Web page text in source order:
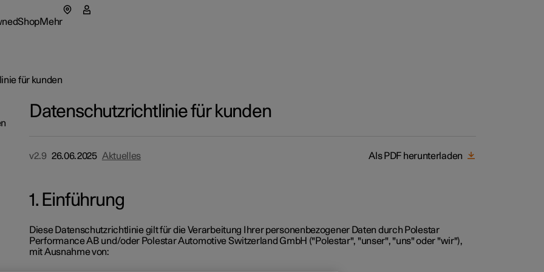
ShopMehr
Fahrzeuge
Fahrzeuge
in einem neuen Fenster)
So funktioniert der Kauf
Polestar
abonnieren
für kunden
Datenschutzrichtlinie für kunden
v2.9 26.06.2025 Aktuelles Als PDF herunterladen
1. Einführung
Diese Datenschutzrichtlinie gilt für die Verarbeitung Ihrer personenbezogener Daten durch Polestar
Performance AB und/oder Polestar Automotive Switzerland GmbH ("Polestar", "unser", "uns" oder "wir"),
mit Ausnahme von: